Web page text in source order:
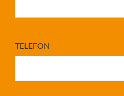
TELEFON